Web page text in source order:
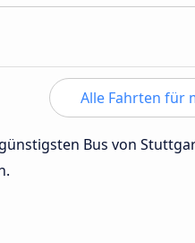
Alle Fahrten für
Bus von